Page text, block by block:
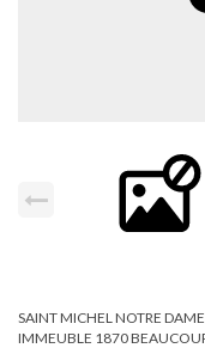
SAINT MICHEL NOTRE
IMMEUBLE 1870